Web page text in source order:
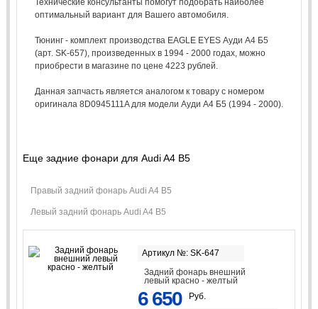
оптимальный вариант для Вашего автомобиля.
Тюнинг - комплект производства EAGLE EYES Ауди А4 Б5
(арт. SK-657), произведенных в 1994 - 2000 годах, можно
приобрести в магазине по цене 4223 рублей.
Данная запчасть является аналогом к товару с номером
оригинала 8D0945111A для модели Ауди А4 Б5 (1994 - 2000).
Еще задние фонари для Audi A4 B5
Правый задний фонарь Audi A4 B5
Левый задний фонарь Audi A4 B5
Артикул №: SK-647
Задний фонарь внешний
левый красно - желтый
6 650 Руб.